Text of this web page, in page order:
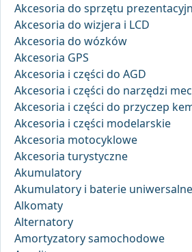
Akcesoria do sprzętu
Akcesoria do wizjera i LCD
Akcesoria do wózków
Akcesoria GPS
Akcesoria i części do AGD
Akcesoria i części do narzędzi
Akcesoria i części do przyczep
Akcesoria i części modelarskie
Akcesoria motocyklowe
Akcesoria turystyczne
Akumulatory
Akumulatory i baterie uniwersalne
Alkomaty
Alternatory
Amortyzatory samochodowe